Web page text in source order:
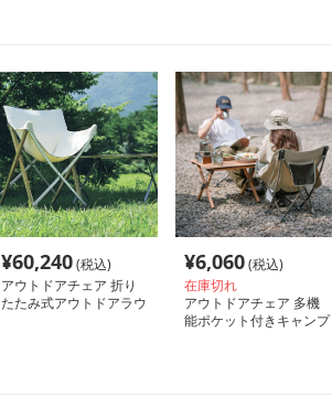
¥60,240(税込)
アウトドアチェア 折り
たたみ式アウトドアラウ
¥6,060(税込)
在庫切れ
アウトドアチェア 多機
能ポケット付きキャンプ